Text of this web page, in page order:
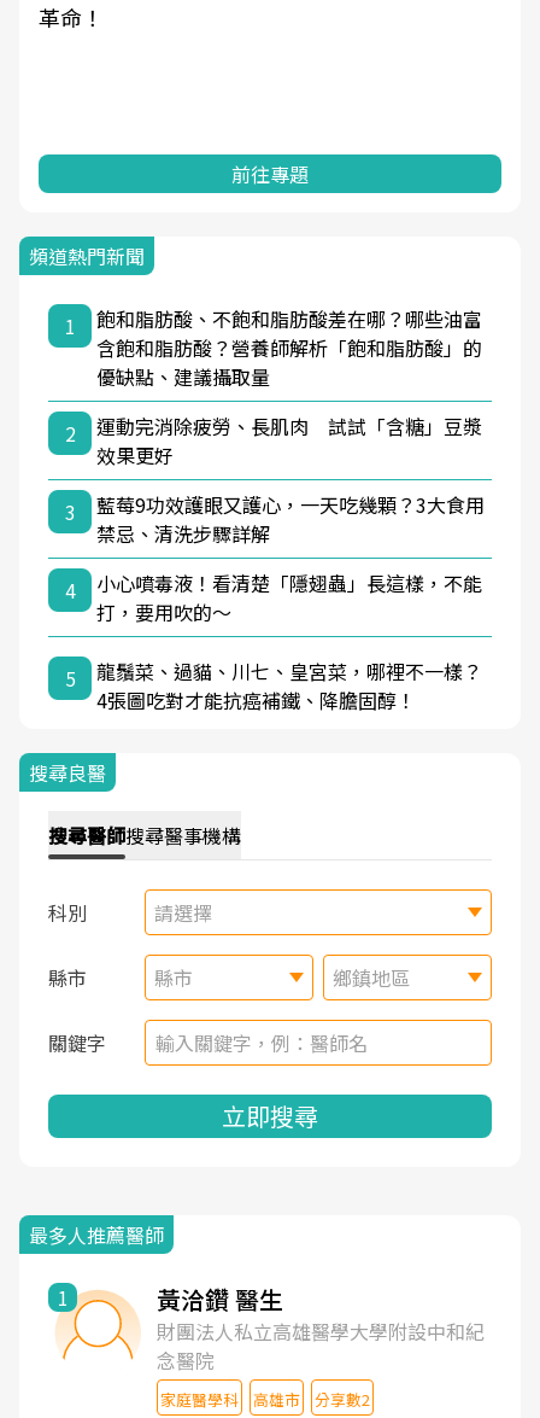
頻道熱門新聞
1
飽和脂肪酸、不飽和脂肪酸差在哪？哪些油富
含飽和脂肪酸？營養師解析「飽和脂肪酸」的
優缺點、建議攝取量
2
運動完消除疲勞、長肌肉 試試「含糖」豆漿
效果更好
3
藍莓9功效護眼又護心，一天吃幾顆？3大食用
禁忌、清洗步驟詳解
4
小心噴毒液！看清楚「隱翅蟲」長這樣，不能
打，要用吹的～
5
龍鬚菜、過貓、川七、皇宮菜，哪裡不一樣？
4張圖吃對才能抗癌補鐵、降膽固醇！
搜尋良醫
搜尋醫師搜尋醫事機構
科別 請選擇
縣市 縣市 鄉鎮地區
關鍵字
立即搜尋
最多人推薦醫師
1 黃洽鑽 醫生
財團法人私立高雄醫學大學附設中和紀
念醫院
家庭醫學科 高雄市 分享數2